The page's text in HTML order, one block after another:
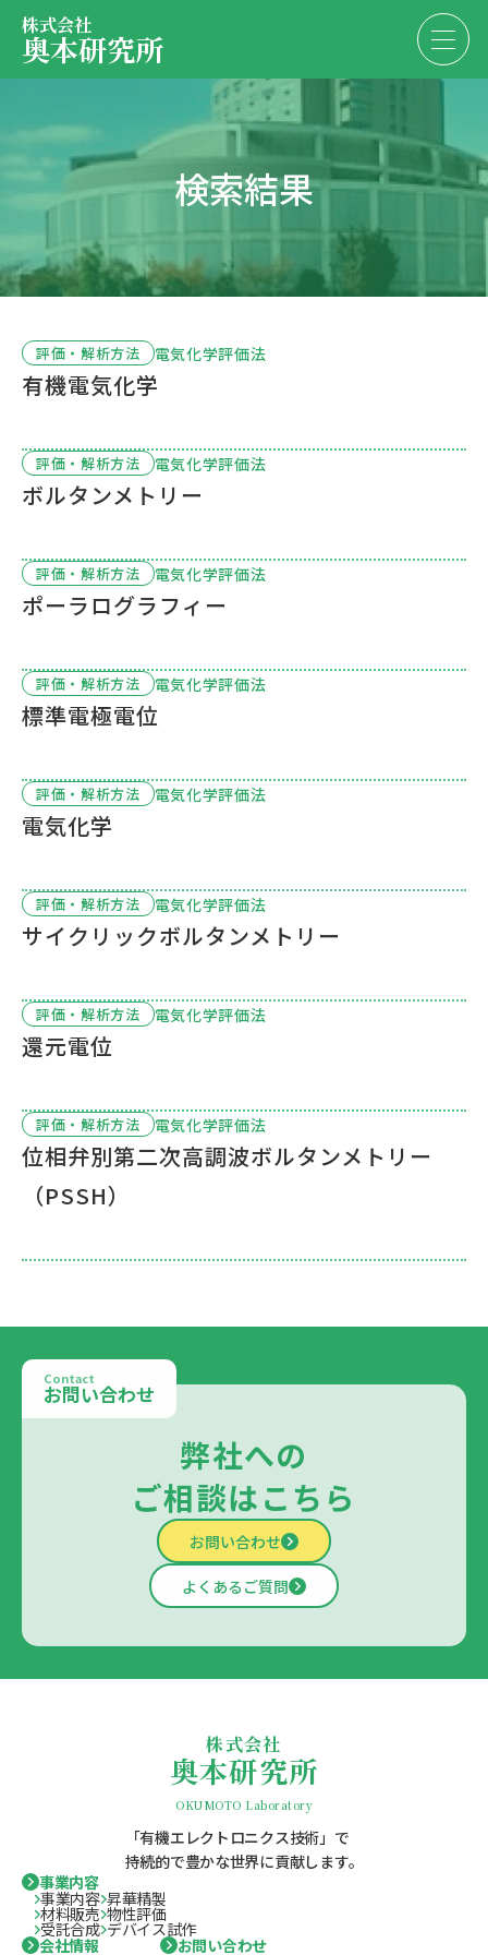
株式会社
奥本研究所
会社・決算情報
代表紹介
お問い合わせ
EN JP
お問い合わせ
検索結果
評価・解析方法 電気化学評価法
有機電気化学
評価・解析方法 電気化学評価法
ボルタンメトリー
評価・解析方法 電気化学評価法
ポーラログラフィー
評価・解析方法 電気化学評価法
標準電極電位
評価・解析方法 電気化学評価法
電気化学
評価・解析方法 電気化学評価法
サイクリックボルタンメトリー
評価・解析方法 電気化学評価法
還元電位
評価・解析方法 電気化学評価法
位相弁別第二次高調波ボルタンメトリー
（PSSH）
Contact
お問い合わせ
弊社への
ご相談はこちら
お問い合わせ
よくあるご質問
株式会社
奥本研究所
OKUMOTO Laboratory
「有機エレクトロニクス技術」で
持続的で豊かな世界に貢献します。
事業内容
事業内容
材料販売
受託合成
昇華精製
物性評価
デバイス試作
会社情報 お問い合わせ